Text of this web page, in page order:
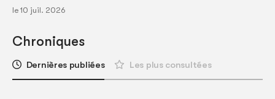
le 10 juil. 2026
Chroniques
Dernières publiées Les plus consultées